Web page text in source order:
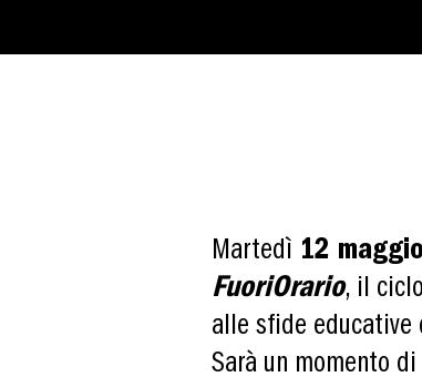
Martedì 12 maggio
FuoriOrario, il
alle sfide educative
Sarà un momento